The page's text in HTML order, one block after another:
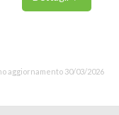
aggiornamento 30/03/2026